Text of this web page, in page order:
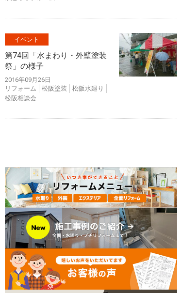
イベント
第74回「水まわり・外壁塗装
祭」の様子
2016年09月26日
リフォーム
松阪塗装
松阪水廻り
松阪相談会